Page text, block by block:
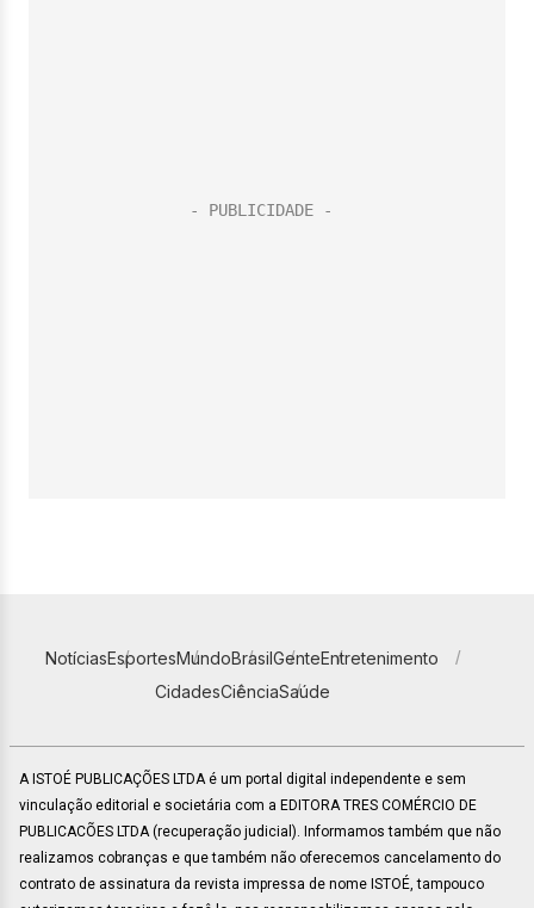
NotíciasEsportesMundoBrasilGenteEntretenimento
CidadesCiênciaSaúde
A ISTOÉ PUBLICAÇÕES LTDA é um portal digital independente e sem
vinculação editorial e societária com a EDITORA TRES COMÉRCIO DE
PUBLICACÕES LTDA (recuperação judicial). Informamos também que não
realizamos cobranças e que também não oferecemos cancelamento do
contrato de assinatura da revista impressa de nome ISTOÉ, tampouco